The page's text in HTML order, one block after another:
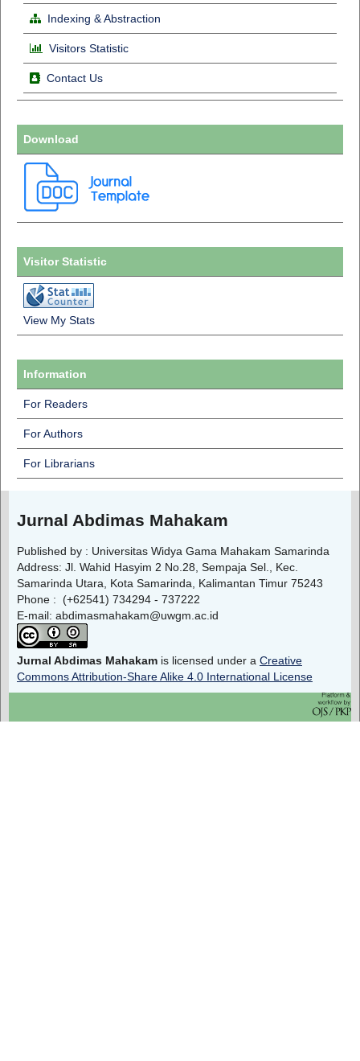
Indexing & Abstraction
Visitors Statistic
Contact Us
Download
Visitor Statistic
View My Stats
Information
For Readers
For Authors
For Librarians
Jurnal Abdimas Mahakam
Published by : Universitas Widya Gama Mahakam Samarinda
Address: Jl. Wahid Hasyim 2 No.28, Sempaja Sel., Kec.
Samarinda Utara, Kota Samarinda, Kalimantan Timur 75243
Phone : (+62541) 734294 - 737222
E-mail: abdimasmahakam@uwgm.ac.id
Jurnal Abdimas Mahakamis licensed under a Creative
Commons Attribution-Share Alike 4.0 International License